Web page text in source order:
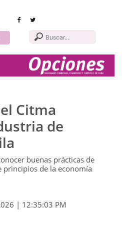
Toggle navigation
Citma
de
buenas prácticas de
principios de la economía
| 12:35:03 PM